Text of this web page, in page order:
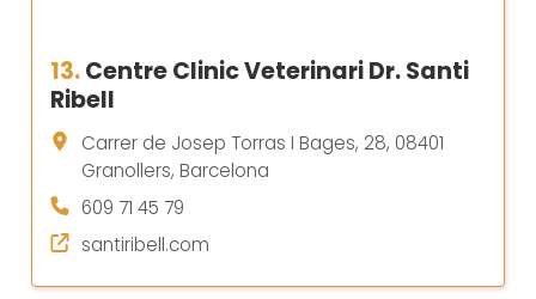
13.Centre Clinic Veterinari Dr. Santi
Ribell
Carrer de Josep Torras I Bages, 28, 08401
Granollers, Barcelona
609 71 45 79
santiribell.com